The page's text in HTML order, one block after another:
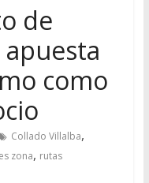
de
como
Collado Villalba,
zona, rutas